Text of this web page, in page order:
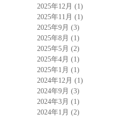
2025年12月 (1)
2025年11月 (1)
2025年9月 (3)
2025年8月 (1)
2025年5月 (2)
2025年4月 (1)
2025年1月 (1)
2024年12月 (1)
2024年9月 (3)
2024年3月 (1)
2024年1月 (2)